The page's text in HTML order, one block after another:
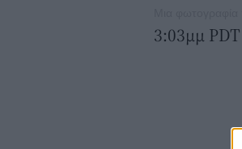
3:03μμ PDT